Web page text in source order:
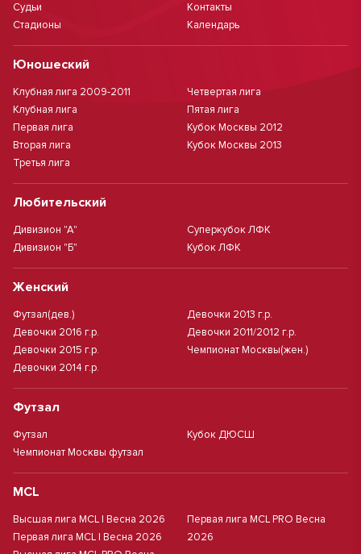
Судьи
Стадионы
Контакты
Календарь
Юношеский
Клубная лига 2009-2011
Клубная лига
Первая лига
Вторая лига
Третья лига
Четвертая лига
Пятая лига
Кубок Москвы 2012
Кубок Москвы 2013
Любительский
Дивизион "А"
Дивизион "Б"
Суперкубок ЛФК
Кубок ЛФК
Женский
Футзал(дев.)
Девочки 2016 г.р.
Девочки 2015 г.р.
Девочки 2014 г.р.
Девочки 2013 г.р.
Девочки 2011/2012 г.р.
Чемпионат Москвы(жен.)
Футзал
Футзал
Чемпионат Москвы футзал
Кубок ДЮСШ
MCL
Высшая лига MCL | Весна 2026
Первая лига MCL | Весна 2026
Первая лига MCL PRO Весна
2026